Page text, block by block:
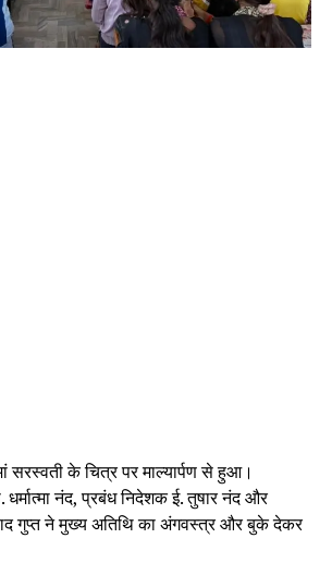
सरस्वती के चित्र पर माल्यार्पण से हुआ।
नंद, प्रबंध निदेशक ई. तुषार नंद और
गुप्त ने मुख्य अतिथि का अंगवस्त्र और बुके देकर